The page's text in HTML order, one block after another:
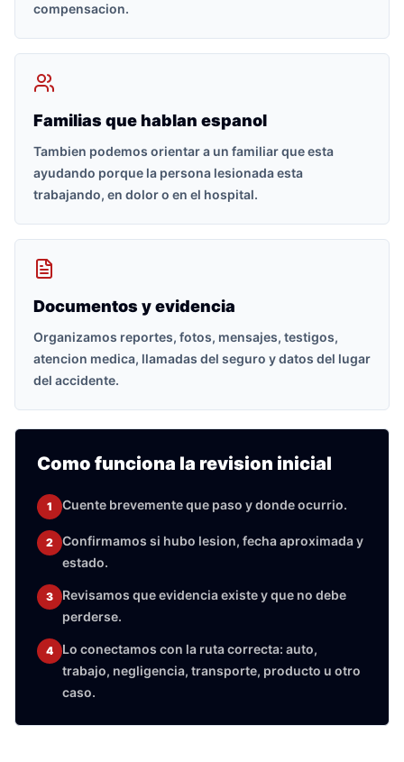
compensacion.
Familias que hablan espanol
Tambien podemos orientar a un familiar que esta
ayudando porque la persona lesionada esta
trabajando, en dolor o en el hospital.
Documentos y evidencia
Organizamos reportes, fotos, mensajes, testigos,
atencion medica, llamadas del seguro y datos del lugar
del accidente.
Como funciona la revision inicial
1 Cuente brevemente que paso y donde ocurrio.
2
Confirmamos si hubo lesion, fecha aproximada y
estado.
3
Revisamos que evidencia existe y que no debe
perderse.
4
Lo conectamos con la ruta correcta: auto,
trabajo, negligencia, transporte, producto u otro
caso.